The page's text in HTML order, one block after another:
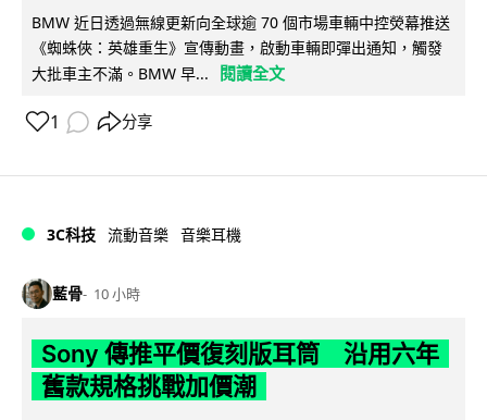
BMW 近日透過無線更新向全球逾 70 個市場車輛中控熒幕推送
《蜘蛛俠：英雄重生》宣傳動畫，啟動車輛即彈出通知，觸發
大批車主不滿。BMW 早...
閱讀全文
1 分享
3C科技 流動音樂 音樂耳機
藍骨 10 小時
Sony 傳推平價復刻版耳筒 沿用六年
舊款規格挑戰加價潮